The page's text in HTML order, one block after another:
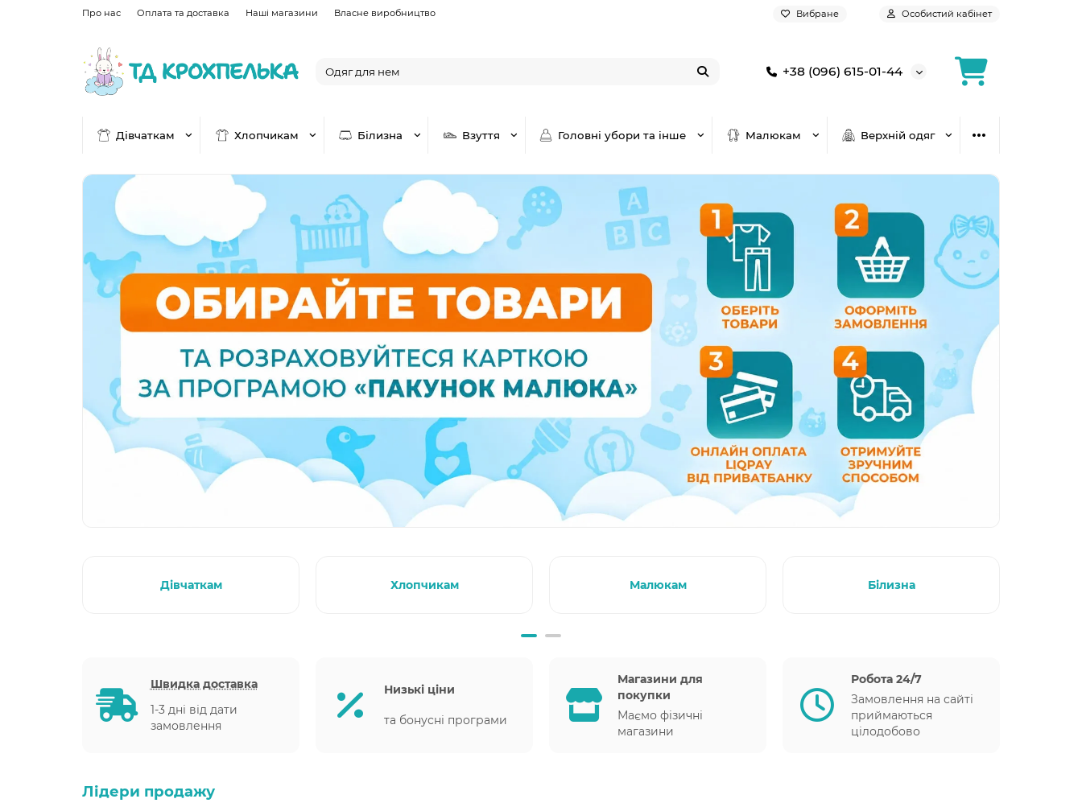
Про нас Оплата та доставка Наші магазини Власне виробництво Вибране Особистий кабінет
+38 (096) 615-01-44
Дівчаткам Хлопчикам Білизна Взуття Головні убори та інше Малюкам Верхній одяг
Дівчаткам Хлопчикам Малюкам Білизна
Швидка доставка
1-3 дні від дати
замовлення
Низькі ціни
та бонусні програми
Магазини для
покупки
Маємо фізичні
магазини
Робота 24/7
Замовлення на сайті
приймаються
цілодобово
Лідери продажу